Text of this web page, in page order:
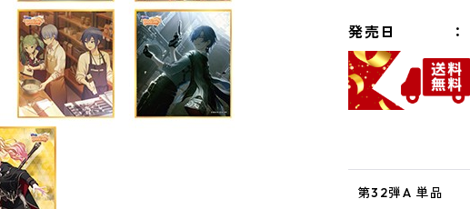
発売日
第32弾A 単品